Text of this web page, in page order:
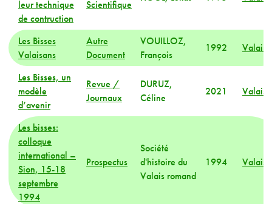
leur technique
de contruction
Scientifique
Les Bisses
Valaisans
Autre
Document
VOUILLOZ,
François
1992 Valais
Les Bisses, un
modèle
d’avenir
Revue /
Journaux
DURUZ,
Céline
2021 Valais
Les bisses:
colloque
international –
Sion, 15-18
septembre
1994
Prospectus
Société
d'histoire du
Valais romand
1994 Valais